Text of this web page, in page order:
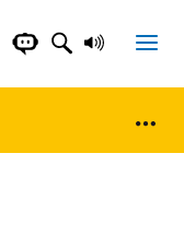
CHATBOT DER
SUCHFELD